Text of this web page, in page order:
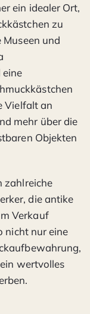
ein idealer Ort,
zu
und
Vielfalt an
mehr über die
Objekten
zahlreiche
die antike
Verkauf
nicht nur eine
wertvolles